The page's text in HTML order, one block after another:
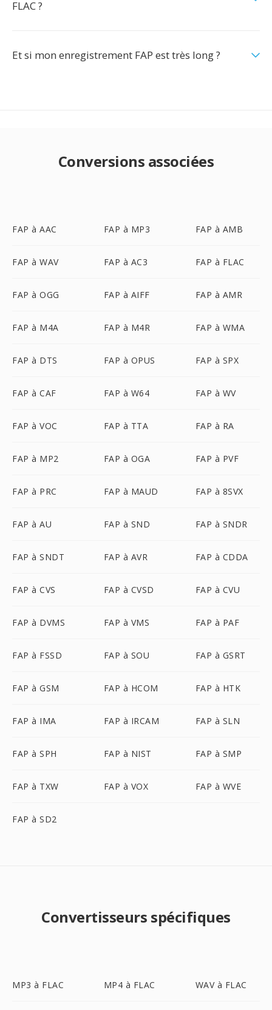
FLAC ?
Et si mon enregistrement FAP est très long ?
Conversions associées
FAP à AAC FAP à MP3 FAP à AMB
FAP à WAV FAP à AC3 FAP à FLAC
FAP à OGG FAP à AIFF FAP à AMR
FAP à M4A FAP à M4R FAP à WMA
FAP à DTS FAP à OPUS FAP à SPX
FAP à CAF FAP à W64 FAP à WV
FAP à VOC FAP à TTA FAP à RA
FAP à MP2 FAP à OGA FAP à PVF
FAP à PRC FAP à MAUD FAP à 8SVX
FAP à AU FAP à SND FAP à SNDR
FAP à SNDT FAP à AVR FAP à CDDA
FAP à CVS FAP à CVSD FAP à CVU
FAP à DVMS FAP à VMS FAP à PAF
FAP à FSSD FAP à SOU FAP à GSRT
FAP à GSM FAP à HCOM FAP à HTK
FAP à IMA FAP à IRCAM FAP à SLN
FAP à SPH FAP à NIST FAP à SMP
FAP à TXW FAP à VOX FAP à WVE
FAP à SD2
Convertisseurs spécifiques
MP3 à FLAC MP4 à FLAC WAV à FLAC